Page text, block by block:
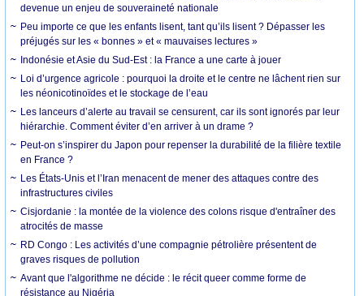
devenue un enjeu de souveraineté nationale
Peu importe ce que les enfants lisent, tant qu’ils lisent ? Dépasser les
préjugés sur les « bonnes » et « mauvaises lectures »
Indonésie et Asie du Sud-Est : la France a une carte à jouer
Loi d’urgence agricole : pourquoi la droite et le centre ne lâchent rien sur
les néonicotinoïdes et le stockage de l’eau
Les lanceurs d’alerte au travail se censurent, car ils sont ignorés par leur
hiérarchie. Comment éviter d’en arriver à un drame ?
Peut-on s’inspirer du Japon pour repenser la durabilité de la filière textile
en France ?
Les États-Unis et l’Iran menacent de mener des attaques contre des
infrastructures civiles
Cisjordanie : la montée de la violence des colons risque d'entraîner des
atrocités de masse
RD Congo : Les activités d’une compagnie pétrolière présentent de
graves risques de pollution
Avant que l'algorithme ne décide : le récit queer comme forme de
résistance au Nigéria